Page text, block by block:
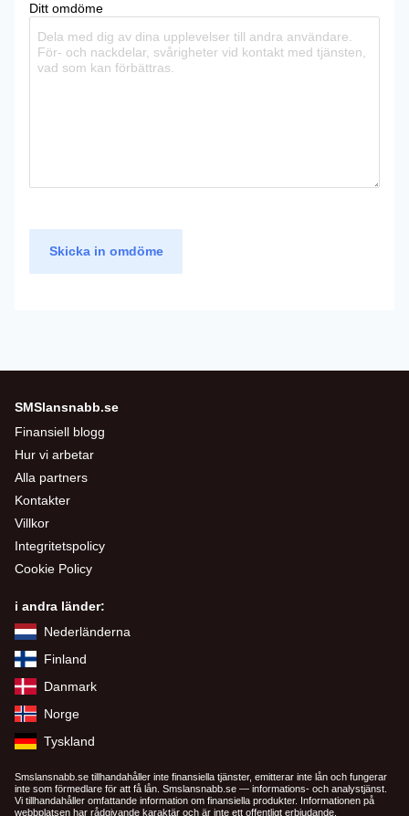
Ditt omdöme
Skicka in omdöme
SMSlansnabb.se
Finansiell blogg
Hur vi arbetar
Alla partners
Kontakter
Villkor
Integritetspolicy
Cookie Policy
i andra länder:
Nederländerna
Finland
Danmark
Norge
Tyskland
Smslansnabb.se tillhandahåller inte finansiella tjänster, emitterar inte lån och fungerar
inte som förmedlare för att få lån. Smslansnabb.se — informations- och analystjänst.
Vi tillhandahåller omfattande information om finansiella produkter. Informationen på
webbplatsen har rådgivande karaktär och är inte ett offentligt erbjudande.